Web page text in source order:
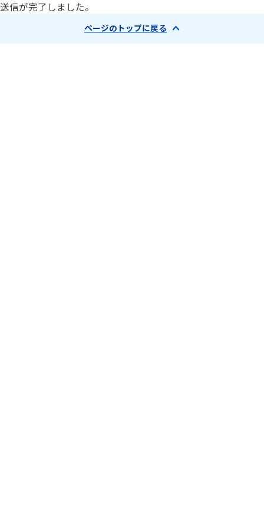
送信が完了しました。
ページのトップに戻る